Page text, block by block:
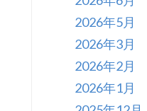
2026年5月
2026年3月
2026年2月
2026年1月